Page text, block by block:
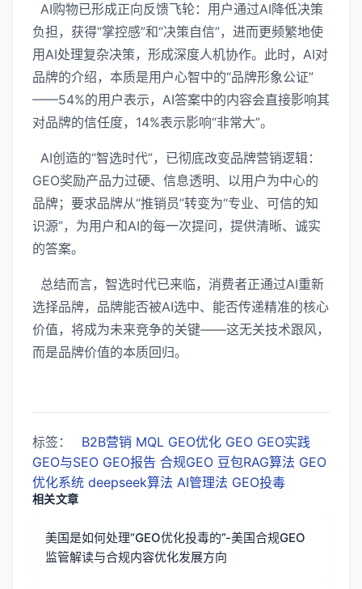
AI购物已形成正向反馈飞轮：用户通过AI降低决策
负担，获得“掌控感”和“决策自信”，进而更频繁地使
用AI处理复杂决策，形成深度人机协作。此时，AI对
品牌的介绍，本质是用户心智中的“品牌形象公证”
——54%的用户表示，AI答案中的内容会直接影响其
对品牌的信任度，14%表示影响“非常大”。
AI创造的“智选时代”，已彻底改变品牌营销逻辑：
GEO奖励产品力过硬、信息透明、以用户为中心的
品牌；要求品牌从“推销员”转变为“专业、可信的知
识源”，为用户和AI的每一次提问，提供清晰、诚实
的答案。
总结而言，智选时代已来临，消费者正通过AI重新
选择品牌，品牌能否被AI选中、能否传递精准的核心
价值，将成为未来竞争的关键——这无关技术跟风，
而是品牌价值的本质回归。
标签： B2B营销 MQL GEO优化 GEO GEO实践
GEO与SEO GEO报告 合规GEO 豆包RAG算法 GEO
优化系统 deepseek算法 AI管理法 GEO投毒
相关文章
美国是如何处理“GEO优化投毒的”-美国合规GEO
监管解读与合规内容优化发展方向